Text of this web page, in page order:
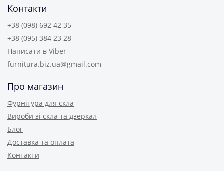
Контакти
+38 (098) 692 42 35
+38 (095) 384 23 28
Написати в Viber
furnitura.biz.ua@gmail.com
Про магазин
Фурнітура для скла
Вироби зі скла та дзеркал
Блог
Доставка та оплата
Контакти